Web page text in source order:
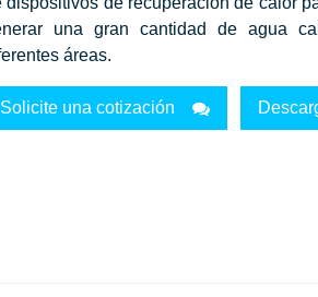
una gran cantidad de agua
áreas.
Solicite una cotización